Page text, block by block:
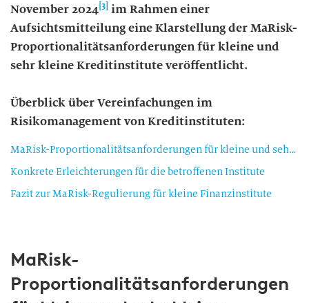
November 2024[3] im Rahmen einer
Aufsichtsmitteilung eine Klarstellung der MaRisk-
Proportionalitätsanforderungen für kleine und
sehr kleine Kreditinstitute veröffentlicht.
Überblick über Vereinfachungen im
Risikomanagement von Kreditinstituten:
MaRisk-Proportionalitätsanforderungen für kleine und sehr kleine Kreditinstitute
Konkrete Erleichterungen für die betroffenen Institute
Fazit zur MaRisk-Regulierung für kleine Finanzinstitute
MaRisk-
Proportionalitätsanforderungen